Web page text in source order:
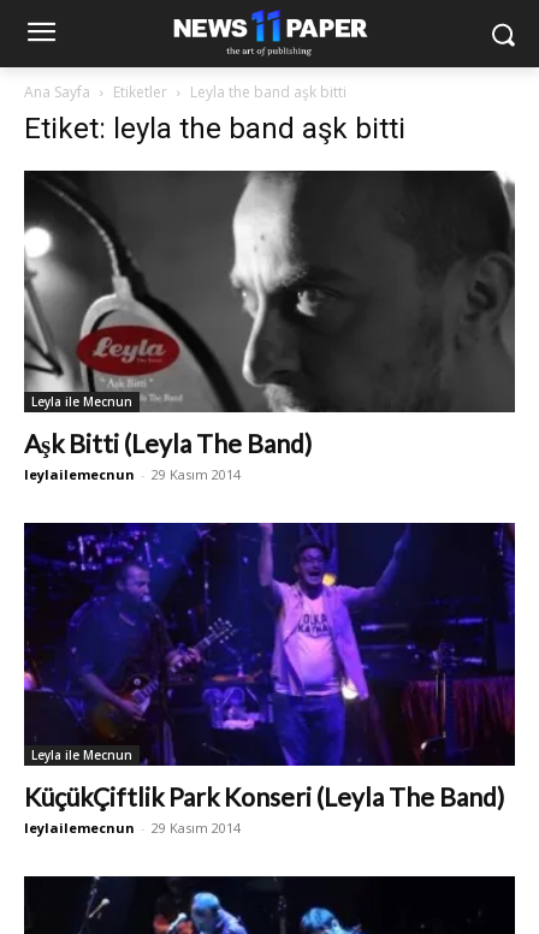
Ana Sayfa Etiketler Leyla the band aşk bitti
Etiket: leyla the band aşk bitti
Leyla ile Mecnun
Aşk Bitti (Leyla The Band)
leylailemecnun - 29 Kasım 2014
Leyla ile Mecnun
KüçükÇiftlik Park Konseri (Leyla The Band)
leylailemecnun - 29 Kasım 2014